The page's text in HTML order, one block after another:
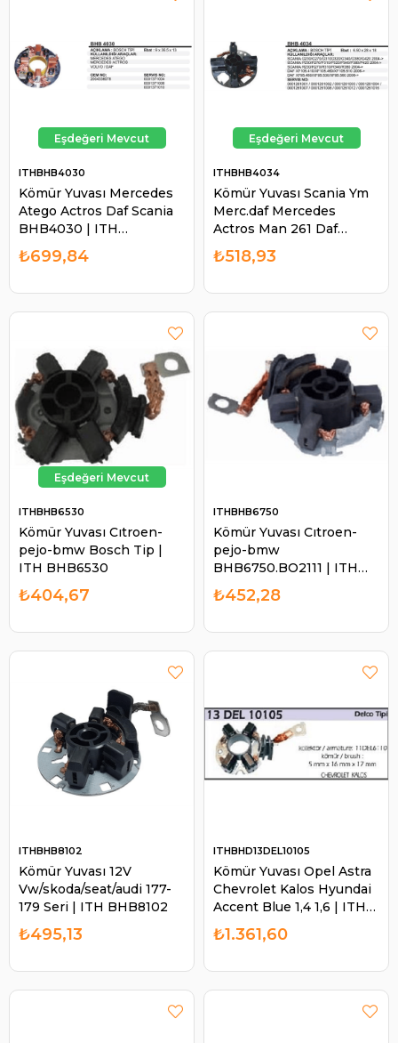
Kömür Yuvası Mercedes
Atego Actros Daf Scania
BHB4030 | ITH
BHB4030
ITHBHB4030
₺699,84
Kömür Yuvası Scania Ym
Merc.daf Mercedes
Actros Man 261 Daf
Johndeere Valtra
BHB60954034 | ITH
ITHBHB4034
₺518,93
Kömür Yuvası Cıtroen-
pejo-bmw Bosch Tip |
ITH BHB6530
ITHBHB6530
₺404,67
Kömür Yuvası Cıtroen-
pejo-bmw
BHB6750.BO2111 | ITH
BHB6750
ITHBHB6750
₺452,28
Kömür Yuvası 12V
Vw/skoda/seat/audi 177-
179 Seri | ITH BHB8102
ITHBHB8102
₺495,13
Kömür Yuvası Opel Astra
Chevrolet Kalos Hyundai
Accent Blue 1,4 1,6 | ITH
BHD13DEL10105
ITHBHD13DEL10105
₺1.361,60